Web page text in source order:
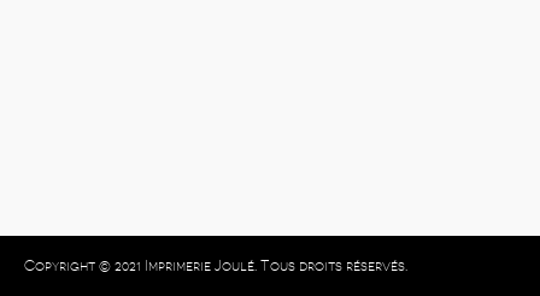
Copyright © 2021 Imprimerie Joulé. Tous droits réservés.